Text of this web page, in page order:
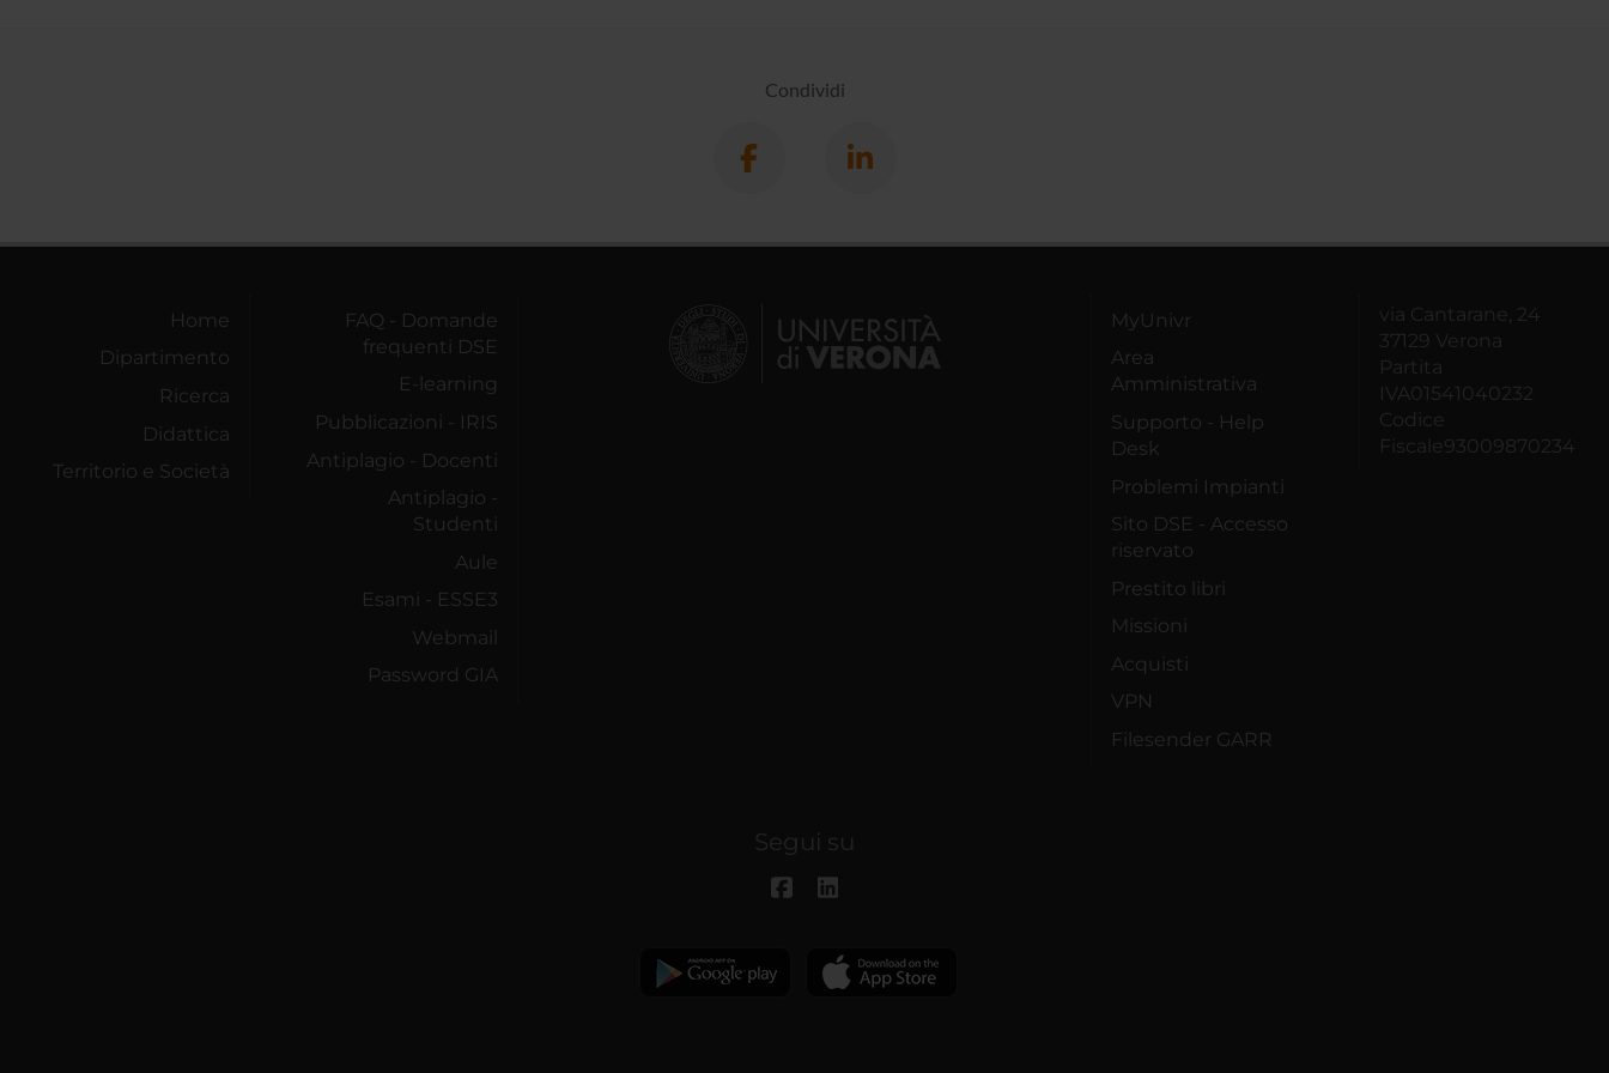
Condividi
Home
Dipartimento
Ricerca
Didattica
Territorio e Società
FAQ - Domande
frequenti DSE
E-learning
Pubblicazioni - IRIS
Antiplagio - Docenti
Antiplagio -
Studenti
Aule
Esami - ESSE3
Webmail
Password GIA
MyUnivr
Area
Amministrativa
Supporto - Help
Desk
Problemi Impianti
Sito DSE - Accesso
riservato
Prestito libri
Missioni
Acquisti
VPN
Filesender GARR
via Cantarane, 24
37129 Verona
Partita
IVA01541040232
Codice
Fiscale93009870234
Segui su